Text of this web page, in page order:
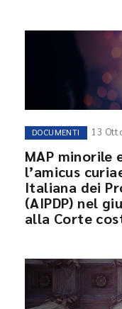
DOCUMENTI 13
MAP minorile
l’amicus
Italiana dei
(AIPDP) nel
alla Corte